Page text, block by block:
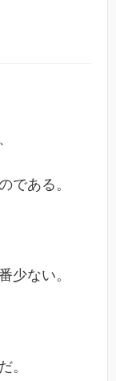
である。
少ない。
。